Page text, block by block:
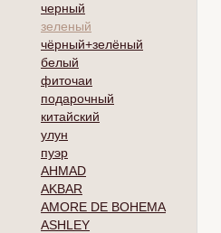
черный
зеленый
чёрный+зелёный
белый
фиточаи
подарочный
китайский
улун
пуэр
AHMAD
AKBAR
AMORE DE BOHEMA
ASHLEY